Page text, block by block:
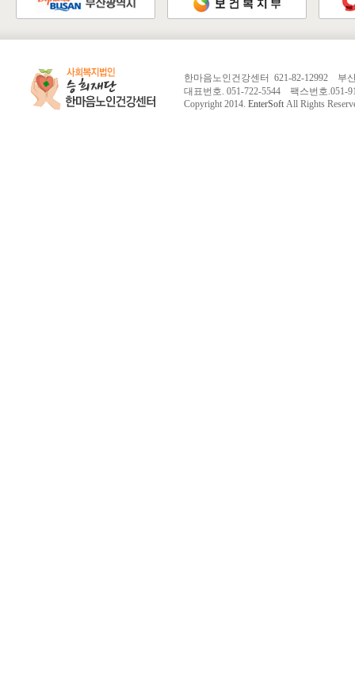
한마음노인건강센터 621-82-12992 부
대표번호. 051-722-5544 팩스번호.051-
Copyright 2014. EnterSoft All Rights